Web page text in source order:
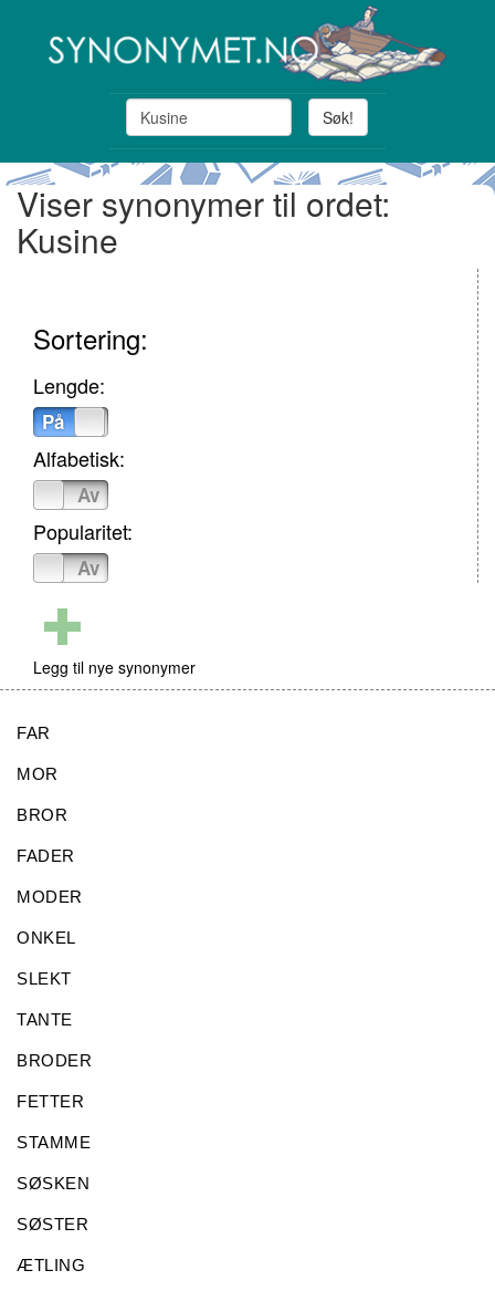
Søk!
Viser synonymer til ordet:
Kusine
Sortering:
Lengde:
På
Alfabetisk:
Av
Popularitet:
Av
Legg til nye synonymer
FAR
MOR
BROR
FADER
MODER
ONKEL
SLEKT
TANTE
BRODER
FETTER
STAMME
SØSKEN
SØSTER
ÆTLING